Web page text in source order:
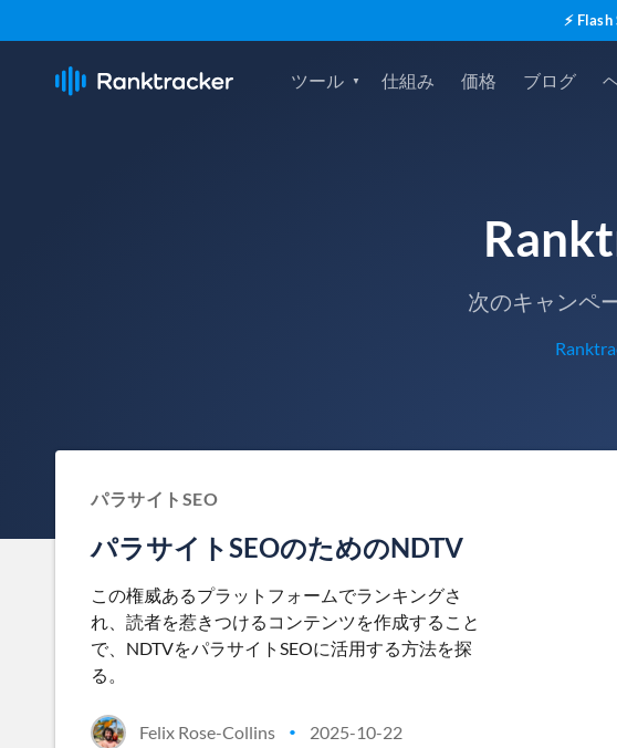
⚡
ツール 仕組み 価格 ブログ
次のキャンペ
パラサイトSEO
パラサイトSEOのためのNDTV
この権威あるプラットフォームでランキングさ
れ、読者を惹きつけるコンテンツを作成すること
で、NDTVをパラサイトSEOに活用する方法を探
る。
Felix Rose-Collins • 2025-10-22